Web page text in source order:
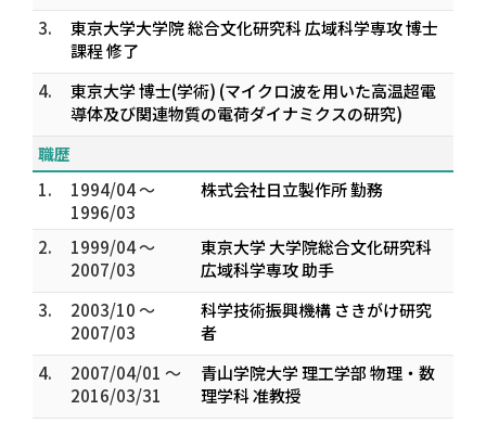
3.
東京大学大学院 総合文化研究科 広域科学専攻 博士
課程 修了
4.
東京大学 博士(学術) (マイクロ波を用いた高温超電
導体及び関連物質の電荷ダイナミクスの研究)
職歴
1.
1994/04 ～
1996/03
株式会社日立製作所 勤務
2.
1999/04 ～
2007/03
東京大学 大学院総合文化研究科
広域科学専攻 助手
3.
2003/10 ～
2007/03
科学技術振興機構 さきがけ研究
者
4.
2007/04/01 ～
2016/03/31
青山学院大学 理工学部 物理・数
理学科 准教授